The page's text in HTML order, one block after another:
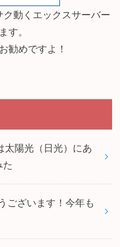
動くエックスサーバー
す。
勧めですよ！
太陽光（日光）にあ
た
ございます！今年も